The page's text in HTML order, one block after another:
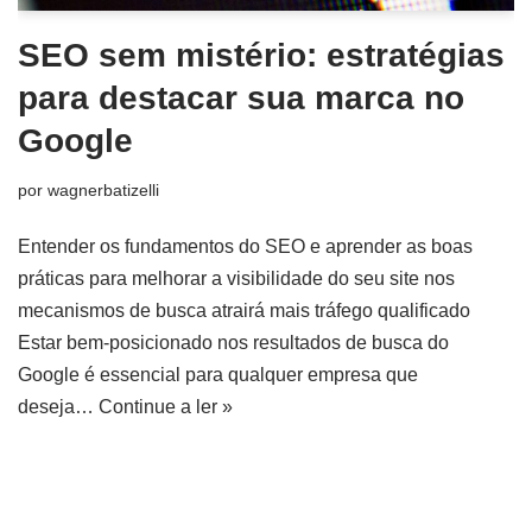
SEO sem mistério: estratégias
para destacar sua marca no
Google
por wagnerbatizelli
Entender os fundamentos do SEO e aprender as boas
práticas para melhorar a visibilidade do seu site nos
mecanismos de busca atrairá mais tráfego qualificado
Estar bem-posicionado nos resultados de busca do
Google é essencial para qualquer empresa que
deseja… Continue a ler »